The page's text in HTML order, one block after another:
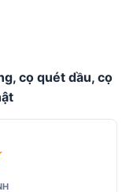
cọ quét dầu, cọ